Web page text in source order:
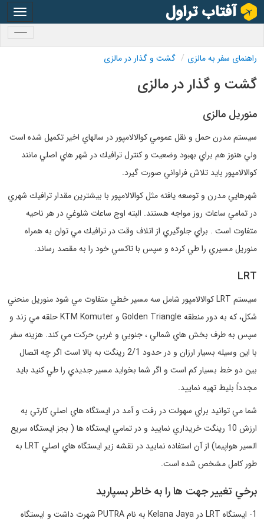
راهنمای سفر به مالزی گشت و گذار در مالزی
گشت و گذار در مالزی
منوريل مالزی
سيستم مدرن حمل و نقل عمومي كوالالامپور در سالهاي اخير تكميل شده است
ولي هنوز هم براي بهبود وضعيت و كنترل ترافيك در شهر هاي اصلي مانند
كوالالامپور بايد تلاش فراواني صورت گيرد.
شهرهايي مدرن و توسعه يافته مثل كوالالامپور با بيشترين مقدار ترافيك شهري
در تمامي ساعات روز مواجه هستند. البته اوج ساعات شلوغي در هر ناحيه
متفاوت است . براي جلوگيري از اتلاف وقت در ترافيك مي توان به همراه
منوريل مسيري را طي كرده و سپس با تاكسي خود را به مقصد رساند.
LRT
سيستم LRT كوالالامپور شامل سه مسير خطي متفاوت مي شود منوريل منحني
شكل، كه به دور منطقه Golden Triangle و KTM Komuter حلقه مي زند و
سپس به طرف بخش هاي شمالي ، جنوبي و غربي حركت مي كند. هزينه سفر
با اين وسيله بسيار ارزان و در حدود 2/1 رينگت به بالا است اگر چه اتصال
بين دو خط بسيار كم است و اگر شما بخوايد مسير جديدي را طي كنيد بايد
مجدداً بليط تهيه نماييد.
شما مي توانيد براي سهولت در رفت و آمد در ايستگاه هاي اصلي كارتي به
ارزش 10 رينگت خريداري نماييد و در تمامي ايستگاه ها ( بجز ايستگاه سريع
السير هواپيما) از آن استفاده نماييد در نقشه زير ايستگاه هاي اصلي LRT به
طور كامل مشخص شده است.
برخي تغيير جهت ها را به خاطر بسپاريد
1- ايستگاه LRT در Kelana Jaya به نام PUTRA شهرت داشت و ايستگاه